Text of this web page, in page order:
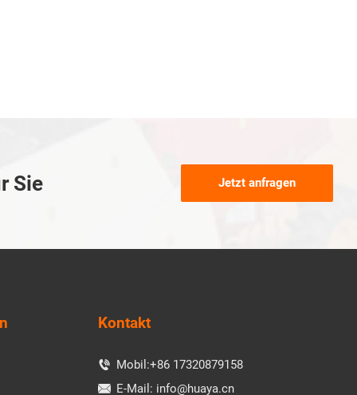
Sie Jetzt anfragen
Kontakt
 Mobil:+86 17320879158
 E-Mail: info@huaya.cn